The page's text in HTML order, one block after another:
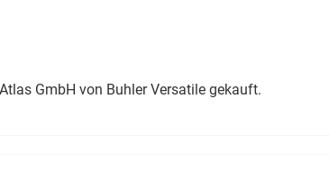
GmbH von Buhler Versatile gekauft.